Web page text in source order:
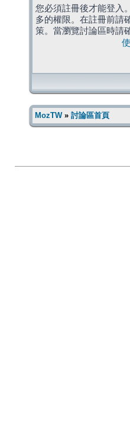
您必須註冊後才能登入
多的權限。在註冊前請
策。當瀏覽討論區時請
MozTW» 討論區首頁